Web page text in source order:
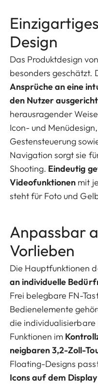
Design
Das Produktdesign
besonders geschätzt.
Ansprüche an eine
den Nutzer
herausragender
Icon- und
Gestensteuerung
Navigation sorgt sie
Shooting. Eindeutig
Videofunktionen mit
steht für Foto und
Anpassbar
Vorlieben
Die Hauptfunktionen
an individuelle
Frei belegbare FN-
Bedienelemente
die individualisierbare
Funktionen im
neigbaren 3,2-Zoll-
Floating-Designs
Icons auf dem